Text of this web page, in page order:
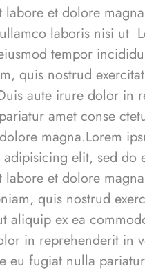
et dolore
laboris nisi ut
tempor
quis nostrud
aute irure dolor in
amet conse
magna.Lorem
elit, sed do
et dolore
quis nostrud
aliquip ex ea
in reprehenderit in
eu fugiat nulla